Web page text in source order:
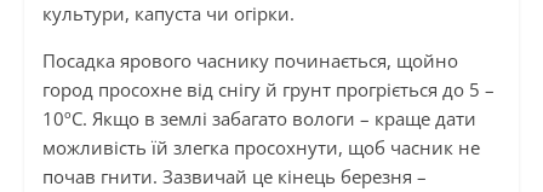
культури, капуста чи огірки.
Посадка ярового часнику починається, щойно
город просохне від снігу й грунт прогріється до 5 –
10ºC. Якщо в землі забагато вологи – краще дати
можливість їй злегка просохнути, щоб часник не
почав гнити. Зазвичай це кінець березня –